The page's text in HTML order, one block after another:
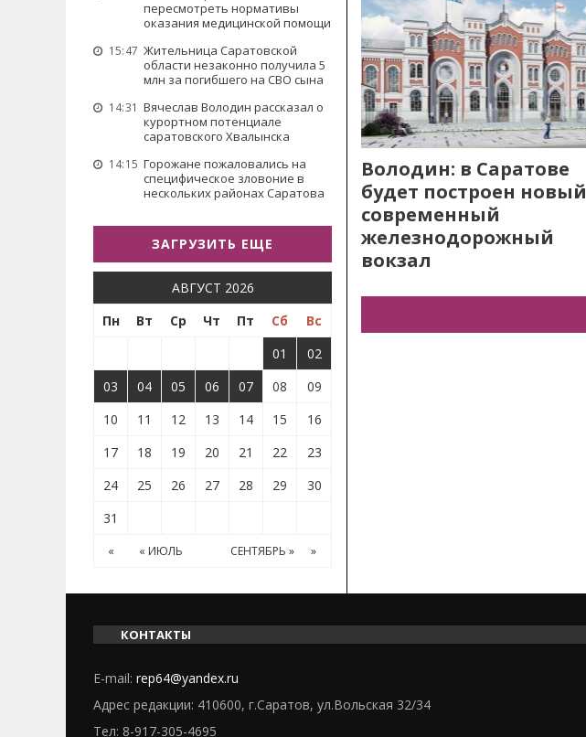
пересмотреть нормативы
оказания медицинской помощи
15:47 Жительница Саратовской
области незаконно получила 5
млн за погибшего на СВО сына
14:31 Вячеслав Володин рассказал о
курортном потенциале
саратовского Хвалынска
14:15 Горожане пожаловались на
специфическое зловоние в
нескольких районах Саратова
ЗАГРУЗИТЬ ЕЩЕ
АВГУСТ 2026
Пн
Вт Ср Чт Пт Сб
Вс
01
02
03
04 05 06 07 08
09
10
11 12 13 14 15
16
17
18 19 20 21 22
23
24
25 26 27 28 29
30
31
« « ИЮЛЬ СЕНТЯБРЬ » »
Володин: в Саратове
будет построен новый
современный
железнодорожный
вокзал
КОНТАКТЫ
E-mail: rep64@yandex.ru
Адрес редакции: 410600, г.Саратов, ул.Вольская 32/34
Тел: 8-917-305-4695